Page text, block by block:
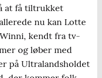
at få tiltrukket
nu kan Lotte
kendt fra tv-
og løber med
på Ultralandsholdet